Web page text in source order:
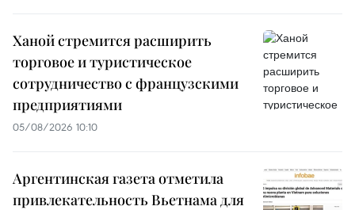
Ханой стремится расширить
торговое и туристическое
сотрудничество с французскими
предприятиями
05/08/2026 10:10
Аргентинская газета отметила
привлекательность Вьетнама для